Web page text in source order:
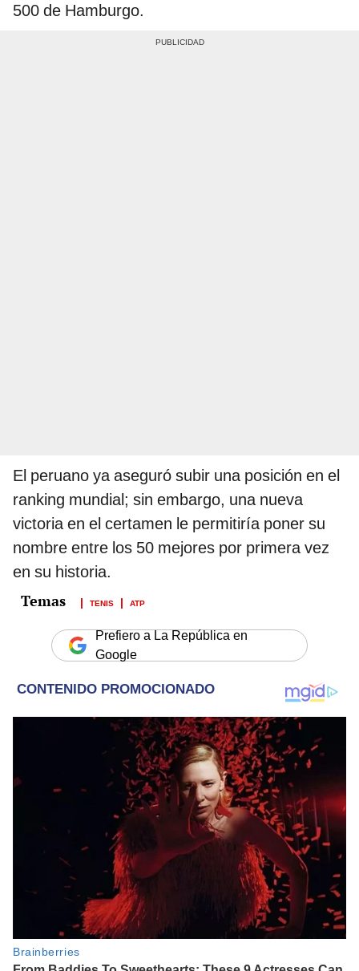
500 de Hamburgo.
El peruano ya aseguró subir una posición en el
ranking mundial; sin embargo, una nueva
victoria en el certamen le permitiría poner su
nombre entre los 50 mejores por primera vez
en su historia.
TENIS ATP
Prefiero a La República en
Google